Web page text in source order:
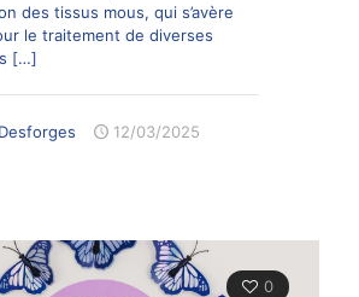
des tissus mous, qui s’avère
le traitement de diverses
[…]
12/03/2025
0